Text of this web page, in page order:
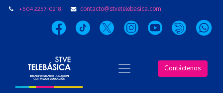
+504 2257-0218 contacto@stvetelebasica.com
Contáctenos